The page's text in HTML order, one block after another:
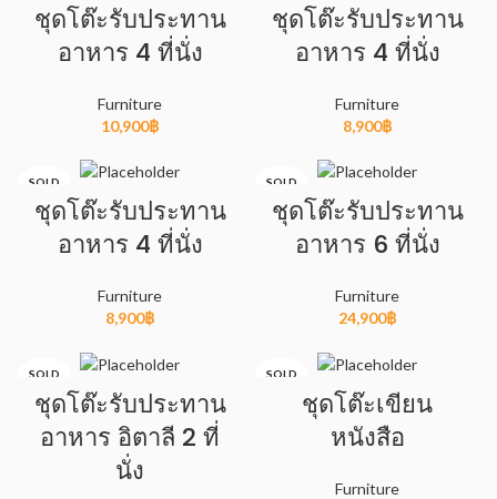
ชุดโต๊ะรับประทาน
อาหาร 4 ที่นั่ง
Furniture
10,900฿
ชุดโต๊ะรับประทาน
อาหาร 4 ที่นั่ง
Furniture
8,900฿
SOLD
ชุดโต๊ะรับประทาน
อาหาร 4 ที่นั่ง
Furniture
8,900฿
SOLD
ชุดโต๊ะรับประทาน
อาหาร 6 ที่นั่ง
Furniture
24,900฿
SOLD
ชุดโต๊ะรับประทาน
อาหาร อิตาลี 2 ที่
นั่ง
SOLD
ชุดโต๊ะเขียน
หนังสือ
Furniture